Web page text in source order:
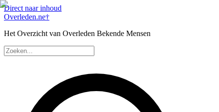
Direct naar inhoud
Overleden.ne†
Het Overzicht van Overleden Bekende Mensen